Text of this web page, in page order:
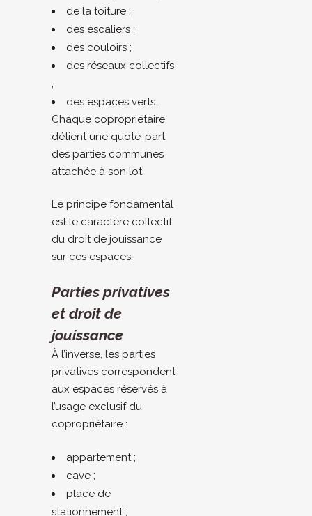
de la toiture ;
des escaliers ;
des couloirs ;
des réseaux collectifs
;
des espaces verts.
Chaque copropriétaire
détient une quote-part
des parties communes
attachée à son lot.
Le principe fondamental
est le caractère collectif
du droit de jouissance
sur ces espaces.
Parties privatives
et droit de
jouissance
À l’inverse, les parties
privatives correspondent
aux espaces réservés à
l’usage exclusif du
copropriétaire :
appartement ;
cave ;
place de
stationnement ;